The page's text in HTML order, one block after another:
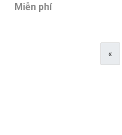
Miễn phí
«